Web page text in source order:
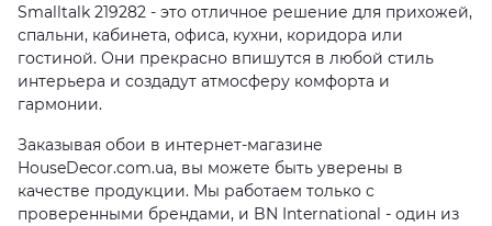
Smalltalk 219282 - это отличное решение для прихожей,
спальни, кабинета, офиса, кухни, коридора или
гостиной. Они прекрасно впишутся в любой стиль
интерьера и создадут атмосферу комфорта и
гармонии.
Заказывая обои в интернет-магазине
HouseDecor.com.ua, вы можете быть уверены в
качестве продукции. Мы работаем только с
проверенными брендами, и BN International - один из